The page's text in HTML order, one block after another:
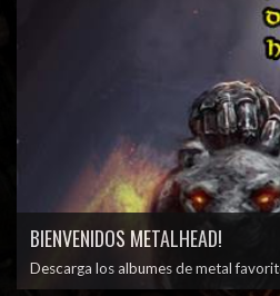
BIENVENIDOS METALHEAD!
Descarga los albumes de metal